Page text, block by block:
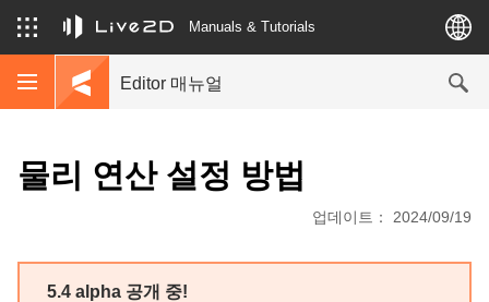
Manuals & Tutorials
Editor 매뉴얼
물리 연산 설정 방법
업데이트： 2024/09/19
5.4 alpha 공개 중!